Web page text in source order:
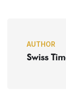
AUTHOR
Swiss